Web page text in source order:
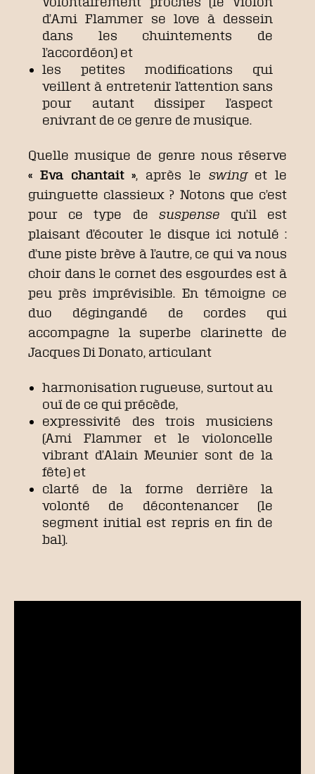
d’Ami Flammer se love à dessein
dans les chuintements de
l’accordéon) et
les petites modifications qui
veillent à entretenir l’attention sans
pour autant dissiper l’aspect
enivrant de ce genre de musique.
Quelle musique de genre nous réserve
« Eva chantait », après le swinget le
guinguette classieux ? Notons que c’est
pour ce type de suspense qu’il est
plaisant d’écouter le disque ici notulé :
d’une piste brève à l’autre, ce qui va nous
choir dans le cornet des esgourdes est à
peu près imprévisible. En témoigne ce
duo dégingandé de cordes qui
accompagne la superbe clarinette de
Jacques Di Donato, articulant
harmonisation rugueuse, surtout au
ouï de ce qui précède,
expressivité des trois musiciens
(Ami Flammer et le violoncelle
vibrant d’Alain Meunier sont de la
fête) et
clarté de la forme derrière la
volonté de décontenancer (le
segment initial est repris en fin de
bal).